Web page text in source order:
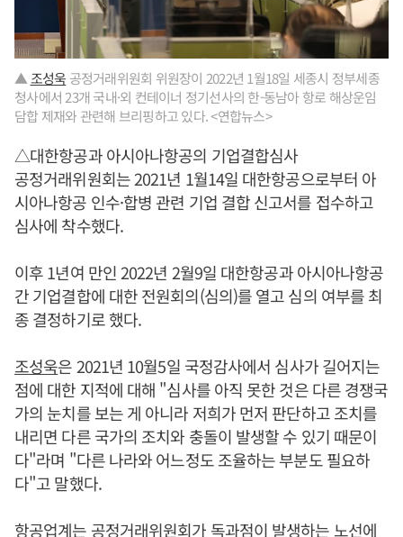
▲조성욱 공정거래위원회 위원장이 2022년 1월18일 세종시 정부세종
청사에서 23개 국내·외 컨테이너 정기선사의 한-동남아 항로 해상운임
담합 제재와 관련해 브리핑하고 있다. <연합뉴스>
△대한항공과 아시아나항공의 기업결합심사
공정거래위원회는 2021년 1월14일 대한항공으로부터 아
시아나항공 인수·합병 관련 기업 결합 신고서를 접수하고
심사에 착수했다.
이후 1년여 만인 2022년 2월9일 대한항공과 아시아나항공
간 기업결합에 대한 전원회의(심의)를 열고 심의 여부를 최
종 결정하기로 했다.
조성욱은 2021년 10월5일 국정감사에서 심사가 길어지는
점에 대한 지적에 대해 "심사를 아직 못한 것은 다른 경쟁국
가의 눈치를 보는 게 아니라 저희가 먼저 판단하고 조치를
내리면 다른 국가의 조치와 충돌이 발생할 수 있기 때문이
다"라며 "다른 나라와 어느정도 조율하는 부분도 필요하
다"고 말했다.
항공업계는 공정거래위원회가 독과점이 발생하는 노선에